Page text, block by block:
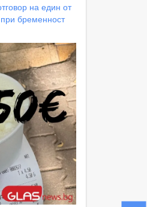
на един от
бременност